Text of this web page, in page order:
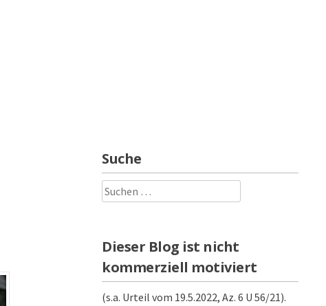
Suche
Suchen
nach:
Dieser Blog ist nicht
kommerziell motiviert
(s.a. Urteil vom 19.5.2022, Az. 6 U 56/21).